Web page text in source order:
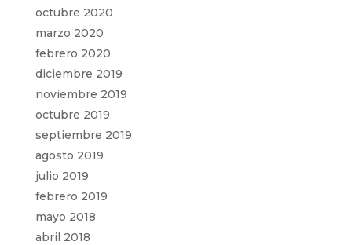
octubre 2020
marzo 2020
febrero 2020
diciembre 2019
noviembre 2019
octubre 2019
septiembre 2019
agosto 2019
julio 2019
febrero 2019
mayo 2018
abril 2018